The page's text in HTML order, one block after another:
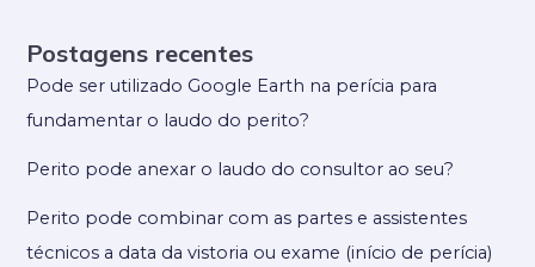
Postagens recentes
Pode ser utilizado Google Earth na perícia para
fundamentar o laudo do perito?
Perito pode anexar o laudo do consultor ao seu?
Perito pode combinar com as partes e assistentes
técnicos a data da vistoria ou exame (início de perícia)